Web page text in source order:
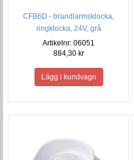
CFB6D - brandlarmsklocka,
ringklocka, 24V, grå
Artikelnr: 06051
884,30 kr